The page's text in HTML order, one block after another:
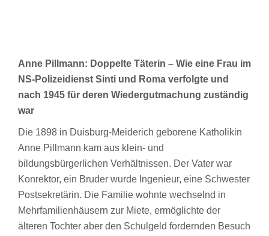
Anne Pillmann: Doppelte Täterin – Wie eine Frau im
NS-Polizeidienst Sinti und Roma verfolgte und
nach 1945 für deren Wiedergutmachung zuständig
war
Die 1898 in Duisburg-Meiderich geborene Katholikin
Anne Pillmann kam aus klein- und
bildungsbürgerlichen Verhältnissen. Der Vater war
Konrektor, ein Bruder wurde Ingenieur, eine Schwester
Postsekretärin. Die Familie wohnte wechselnd in
Mehrfamilienhäusern zur Miete, ermöglichte der
älteren Tochter aber den Schulgeld fordernden Besuch